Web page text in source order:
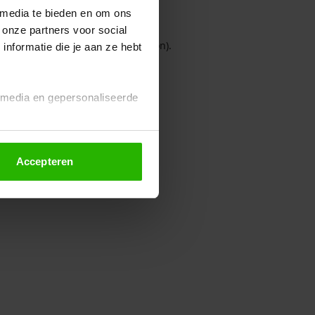
te bieden en om ons
partners voor social
die je aan ze hebt
en gepersonaliseerde
altijd wijzigen of
Accepteren
console for more information).